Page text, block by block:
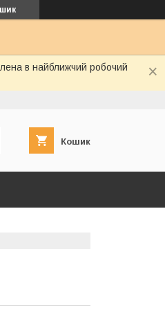
в найближчий робочий
Кошик